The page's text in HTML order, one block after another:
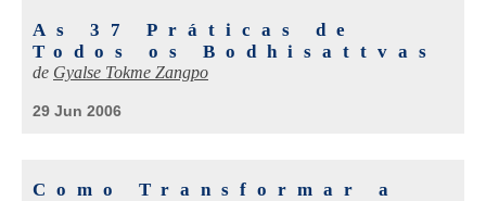
As 37 Práticas de
Todos os Bodhisattvas
de Gyalse Tokme Zangpo
29 Jun 2006
Como Transformar a